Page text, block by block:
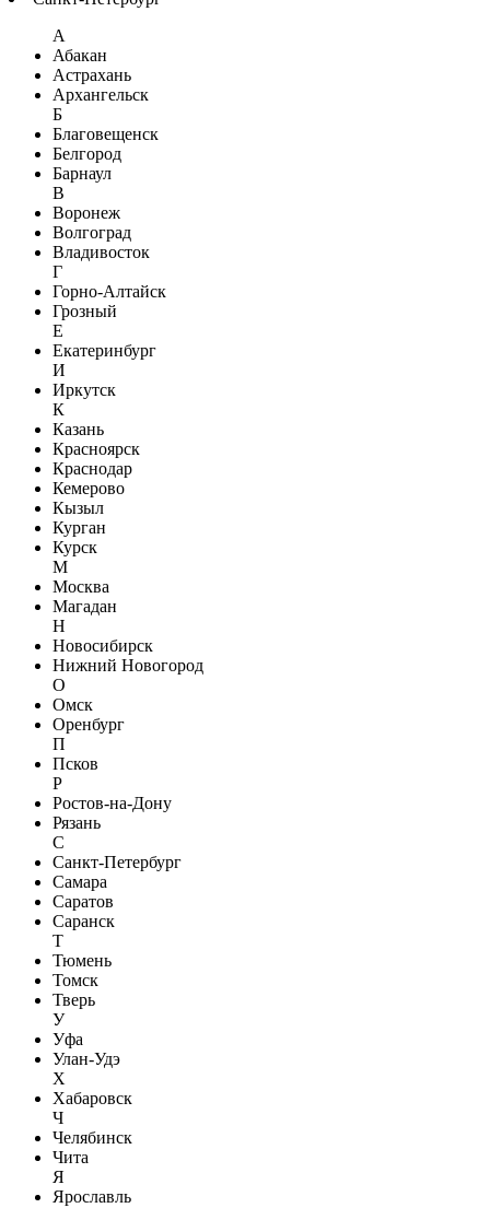
А
Абакан
Астрахань
Архангельск
Б
Благовещенск
Белгород
Барнаул
В
Воронеж
Волгоград
Владивосток
Г
Горно-Алтайск
Грозный
Е
Екатеринбург
И
Иркутск
К
Казань
Красноярск
Краснодар
Кемерово
Кызыл
Курган
Курск
М
Москва
Магадан
Н
Новосибирск
Нижний Новогород
О
Омск
Оренбург
П
Псков
Р
Ростов-на-Дону
Рязань
С
Санкт-Петербург
Самара
Саратов
Саранск
Т
Тюмень
Томск
Тверь
У
Уфа
Улан-Удэ
Х
Хабаровск
Ч
Челябинск
Чита
Я
Ярославль